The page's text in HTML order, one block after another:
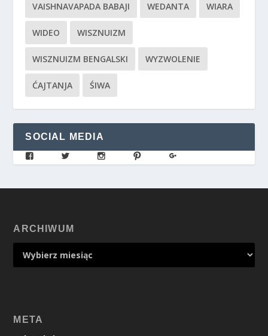
VAISHNAVAPADA BABAJI WEDANTA WIARA
WIDEO WISZNUIZM
WISZNUIZM BENGALSKI WYZWOLENIE
ĆAJTANJA ŚIWA
SOCIAL MEDIA
ARCHIWUM
META